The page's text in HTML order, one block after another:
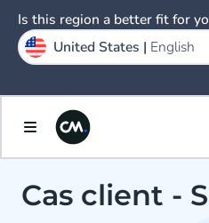
Cas client -
Is this region a better fit for
United States | English